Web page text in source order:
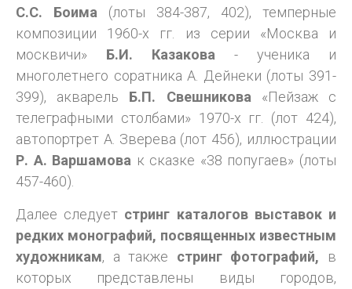
С.С. Боима (лоты 384-387, 402), темперные
композиции 1960-х гг. из серии «Москва и
москвичи» Б.И. Казакова - ученика и
многолетнего соратника А. Дейнеки (лоты 391-
399), акварель Б.П. Свешникова «Пейзаж с
телеграфными столбами» 1970-х гг. (лот 424),
автопортрет А. Зверева (лот 456), иллюстрации
Р. А. Варшамова к сказке «38 попугаев» (лоты
457-460).
Далее следует стринг каталогов выставок и
редких монографий, посвященных известным
художникам, а также стринг фотографий, в
которых представлены виды городов,